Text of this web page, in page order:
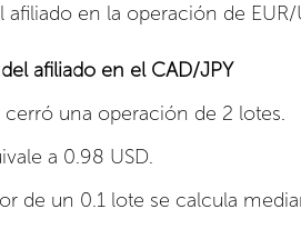
en la operación de EUR/
afiliado en el CAD/JPY
una operación de 2 lotes.
a 0.98 USD.
de un 0.1 lote se calcula